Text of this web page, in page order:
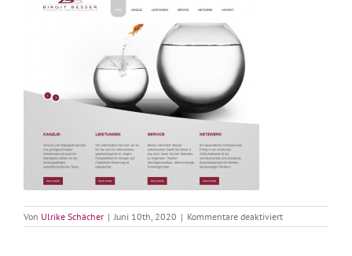
Von Ulrike Schächer | Juni 10th, 2020 | Kommentare deaktiviertfür
Birgit